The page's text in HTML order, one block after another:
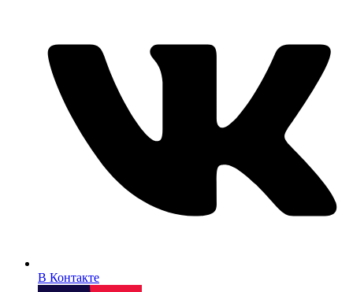
В Контакте